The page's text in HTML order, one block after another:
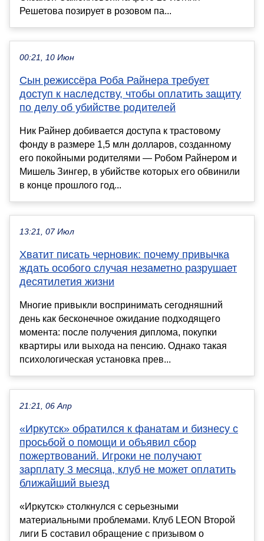
Решетова позирует в розовом па...
00:21, 10 Июн
Сын режиссёра Роба Райнера требует
доступ к наследству, чтобы оплатить защиту
по делу об убийстве родителей
Ник Райнер добивается доступа к трастовому
фонду в размере 1,5 млн долларов, созданному
его покойными родителями — Робом Райнером и
Мишель Зингер, в убийстве которых его обвинили
в конце прошлого год...
13:21, 07 Июл
Хватит писать черновик: почему привычка
ждать особого случая незаметно разрушает
десятилетия жизни
Многие привыкли воспринимать сегодняшний
день как бесконечное ожидание подходящего
момента: после получения диплома, покупки
квартиры или выхода на пенсию. Однако такая
психологическая установка прев...
21:21, 06 Апр
«Иркутск» обратился к фанатам и бизнесу с
просьбой о помощи и объявил сбор
пожертвований. Игроки не получают
зарплату 3 месяца, клуб не может оплатить
ближайший выезд
«Иркутск» столкнулся с серьезными
материальными проблемами. Клуб LEON Второй
лиги Б составил обращение с призывом о